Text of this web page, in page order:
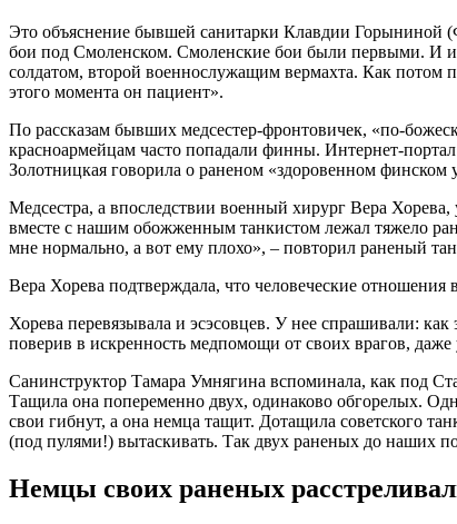
Это объяснение бывшей санитарки Клавдии Горыниной
бои под Смоленском. Смоленские бои были первыми. И
солдатом, второй военнослужащим вермахта. Как потом
этого момента он пациент».
По рассказам бывших медсестер-фронтовичек, «по-
красноармейцам часто попадали финны. Интернет-
Золотницкая говорила о раненом «здоровенном
Медсестра, а впоследствии военный хирург Вера
вместе с нашим обожженным танкистом лежал тяжело
мне нормально, а вот ему плохо», – повторил раненый
Вера Хорева подтверждала, что человеческие
Хорева перевязывала и эсэсовцев. У нее спрашивали:
поверив в искренность медпомощи от своих врагов,
Санинструктор Тамара Умнягина вспоминала, как под
Тащила она попеременно двух, одинаково обгорелых.
свои гибнут, а она немца тащит. Дотащила советского
(под пулями!) вытаскивать. Так двух раненых до наших
Немцы своих раненых